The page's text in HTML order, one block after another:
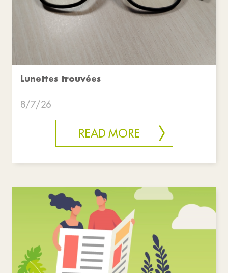
Lunettes trouvées
8/7/26
READ MORE